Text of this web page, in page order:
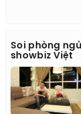
Soi phòng
showbiz Việt